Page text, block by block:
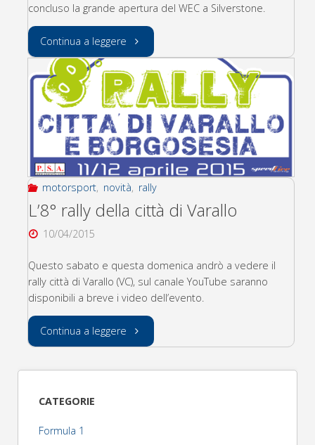
concluso la grande apertura del WEC a Silverstone.
Continua a leggere "Silverstone:
mondiale
endurance"
motorsport, novità, rally
L’8° rally della città di Varallo
10/04/2015
Questo sabato e questa domenica andrò a vedere il
rally città di Varallo (VC), sul canale YouTube saranno
disponibili a breve i video dell’evento.
Continua a leggere "L’8°
CATEGORIE
Formula 1